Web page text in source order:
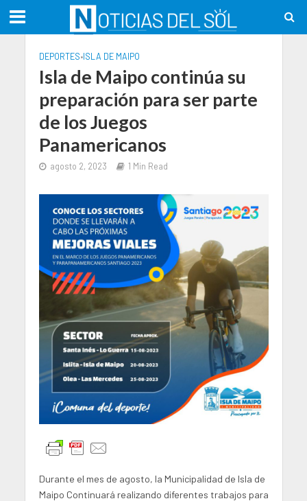
DEPORTES•ISLA DE MAIPO
Isla de Maipo continúa su
preparación para ser parte
de los Juegos
Panamericanos
agosto 2, 2023 1 Min Read
Durante el mes de agosto, la Municipalidad de Isla de
Maipo Continuará realizando diferentes trabajos para